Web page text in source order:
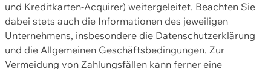
und Kreditkarten-Acquirer) weitergeleitet. Beachten Sie
dabei stets auch die Informationen des jeweiligen
Unternehmens, insbesondere die Datenschutzerklärung
und die Allgemeinen Geschäftsbedingungen. Zur
Vermeidung von Zahlungsfällen kann ferner eine